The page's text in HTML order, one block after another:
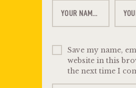
Save my name,
website in this
the next time I